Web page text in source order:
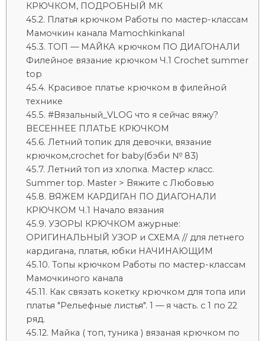
КРЮЧКОМ, ПОДРОБНЫЙ МК
Платья крючком Работы по мастер-классам
Мамочкин канала Mamochkinkanal
ТОП — МАЙКА крючком ПО ДИАГОНАЛИ
Филейное вязание крючком Ч.1 Crochet summer
top
Красивое платье крючком в филейной
технике
#Вязальный_VLOG что я сейчас вяжу?
ВЕСЕННЕЕ ПЛАТЬЕ КРЮЧКОМ
Летний топик для девочки, вязание
крючком,crochet for baby(бэби № 83)
Летний топ из хлопка. Мастер класс.
Summer top. Master > Вяжите с Любовью
ВЯЖЕМ КАРДИГАН ПО ДИАГОНАЛИ
КРЮЧКОМ Ч.1 Начало вязания
УЗОРЫ КРЮЧКОМ ажурные:
ОРИГИНАЛЬНЫЙ УЗОР и СХЕМА // для летнего
кардигана, платья, юбки НАЧИНАЮЩИМ
Топы крючком Работы по мастер-классам
Мамочкиного канала
Как связать кокетку крючком для топа или
платья "Рельефные листья". 1 — я часть. с 1 по 22
ряд.
Майка ( топ, туника ) вязаная крючком по